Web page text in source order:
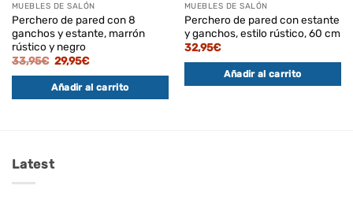
MUEBLES DE SALÓN
Perchero de pared con 8
ganchos y estante, marrón
rústico y negro
33,95€ El
original
era:
33,95€.
29,95€El
actual
es:
29,95€.
Añadir al carrito
MUEBLES DE SALÓN
Perchero de pared con estante
y ganchos, estilo rústico, 60 cm
32,95€
Añadir al carrito
Latest